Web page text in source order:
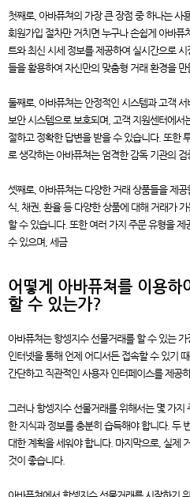
첫째로, 아바퓨쳐의 가장 큰 장점 중 하나는 사
회원가입 절차만 거치면 누구나 손쉽게 아바
트와 최신 시세 정보를 제공하여 실시간으로
들을 활용하여 자신만의 맞춤형 거래 환경을 만
둘째로, 아바퓨쳐는 안정적인 시스템과 고객
보안 시스템으로 보호되며, 고객 지원센터에
절하고 정확한 답변을 받을 수 있습니다. 또한
로 생각하는 아바퓨쳐는 엄격한 감독 기관의 검
셋째로, 아바퓨쳐는 다양한 거래 상품들을 제
식, 채권, 환율 등 다양한 상품에 대해 거래가
할 수 있습니다. 또한 여러 가지 주문 유형을
수 있으며, 세금
어떻게 아바퓨쳐를 이용하
할 수 있는가?
아바퓨쳐는 항셍지수 선물거래를 할 수 있는
인터넷을 통해 언제 어디서든 접속할 수 있기
간단하고 직관적인 사용자 인터페이스를 제공
그러나 항셍지수 선물거래를 위해서는 몇 가
한 지식과 정보를 충분히 습득해야 합니다. 두
대한 계획을 세워야 합니다. 마지막으로, 실제
것이 좋습니다.